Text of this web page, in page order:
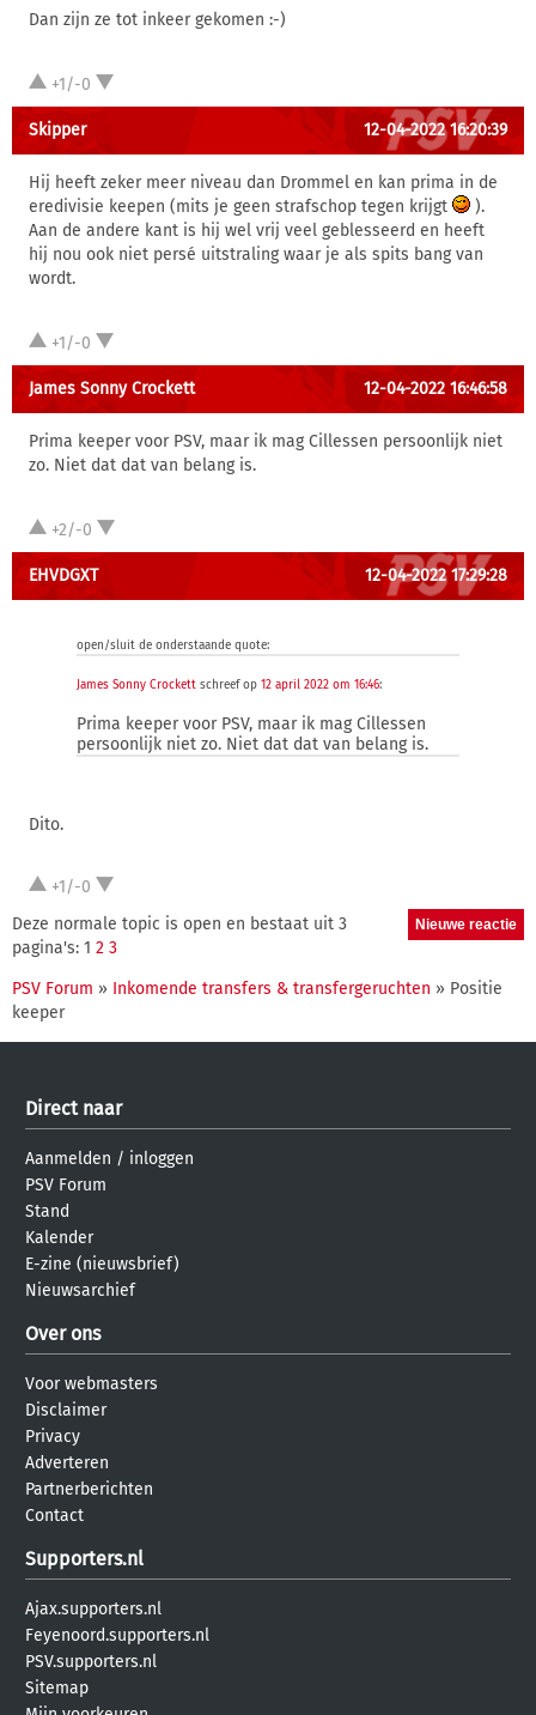
Dan zijn ze tot inkeer gekomen :-)
+1/-0
Skipper 12-04-2022 16:20:39
Hij heeft zeker meer niveau dan Drommel en kan prima in de
eredivisie keepen (mits je geen strafschop tegen krijgt
).
Aan de andere kant is hij wel vrij veel geblesseerd en heeft
hij nou ook niet persé uitstraling waar je als spits bang van
wordt.
+1/-0
James Sonny Crockett 12-04-2022 16:46:58
Prima keeper voor PSV, maar ik mag Cillessen persoonlijk niet
zo. Niet dat dat van belang is.
+2/-0
EHVDGXT 12-04-2022 17:29:28
open/sluit de onderstaande quote:
James Sonny Crockett schreef op 12 april 2022 om 16:46:
Prima keeper voor PSV, maar ik mag Cillessen
persoonlijk niet zo. Niet dat dat van belang is.
Dito.
+1/-0
Deze normale topic is open en bestaat uit 3
pagina's: 1 2 3
PSV Forum » Inkomende transfers & transfergeruchten » Positie
keeper
Direct naar
Aanmelden / inloggen
PSV Forum
Stand
Kalender
E-zine (nieuwsbrief)
Nieuwsarchief
Over ons
Voor webmasters
Disclaimer
Privacy
Adverteren
Partnerberichten
Contact
Supporters.nl
Ajax.supporters.nl
Feyenoord.supporters.nl
PSV.supporters.nl
Sitemap